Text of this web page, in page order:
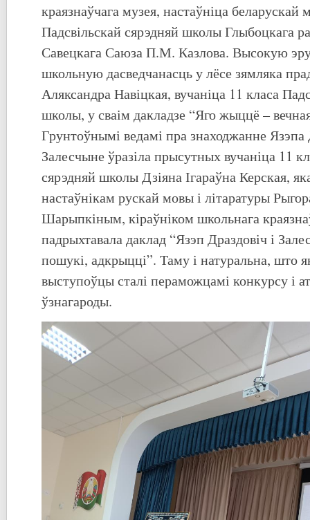
краязнаўчага музея, настаўніца беларускай
Падсвільскай сярэдняй школы Глыбоцкага
Савецкага Саюза П.М. Казлова. Высокую
школьную дасведчанасць у лёсе зямляка
Аляксандра Навіцкая, вучаніца 11 класа
школы, у сваім дакладзе “Яго жыццё –
Грунтоўнымі ведамі пра знаходжанне Язэпа
Залесчыне ўразіла прысутных вучаніца 11
сярэдняй школы Дзіяна Ігараўна Керская,
настаўнікам рускай мовы і літаратуры
Шарыпкіным, кіраўніком школьнага
падрыхтавала даклад “Язэп Драздовіч і
пошукі, адкрыцці”. Таму і натуральна, што
выступоўцы сталі пераможцамі конкурсу і
ўзнагароды.